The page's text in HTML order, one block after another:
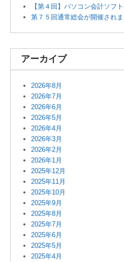
【第４回】パソコン会計ソフ
第７５回通常総会が開催され
アーカイブ
2026年8月
2026年7月
2026年6月
2026年5月
2026年4月
2026年3月
2026年2月
2026年1月
2025年12月
2025年11月
2025年10月
2025年9月
2025年8月
2025年7月
2025年6月
2025年5月
2025年4月